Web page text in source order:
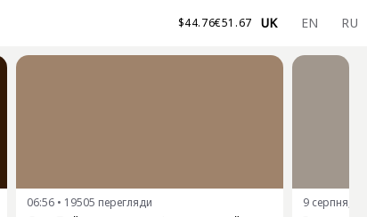
$44.76€51.67 UK EN RU
06:56 • 19505 перегляди 9 серпня,